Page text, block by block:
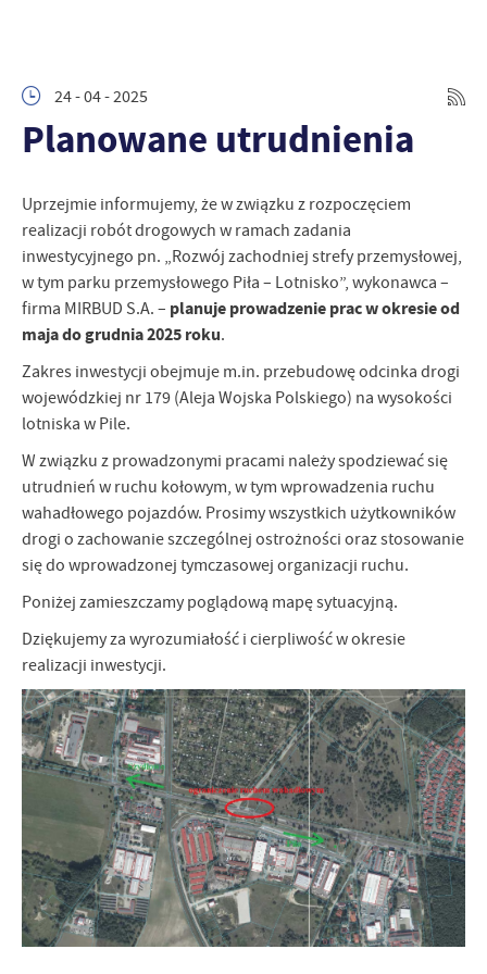
24 - 04 - 2025
Planowane utrudnienia
Uprzejmie informujemy, że w związku z rozpoczęciem
realizacji robót drogowych w ramach zadania
inwestycyjnego pn. „Rozwój zachodniej strefy przemysłowej,
w tym parku przemysłowego Piła – Lotnisko”, wykonawca –
firma MIRBUD S.A. – planuje prowadzenie prac w okresie od
maja do grudnia 2025 roku.
Zakres inwestycji obejmuje m.in. przebudowę odcinka drogi
wojewódzkiej nr 179 (Aleja Wojska Polskiego) na wysokości
lotniska w Pile.
W związku z prowadzonymi pracami należy spodziewać się
utrudnień w ruchu kołowym, w tym wprowadzenia ruchu
wahadłowego pojazdów. Prosimy wszystkich użytkowników
drogi o zachowanie szczególnej ostrożności oraz stosowanie
się do wprowadzonej tymczasowej organizacji ruchu.
Poniżej zamieszczamy poglądową mapę sytuacyjną.
Dziękujemy za wyrozumiałość i cierpliwość w okresie
realizacji inwestycji.